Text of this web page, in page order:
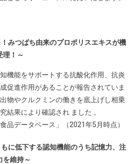
みつばち由来のプロポリスエキスが機
理！～
機能をサポートする抗酸化作用、抗炎
促進作用があることが報告されていま
物やクルクミンの働きを底上げし相乗
結果により確認され ました 。
品データベース」（2021年5月時点）
に低下する認知機能のうち記憶力、注
を維持～